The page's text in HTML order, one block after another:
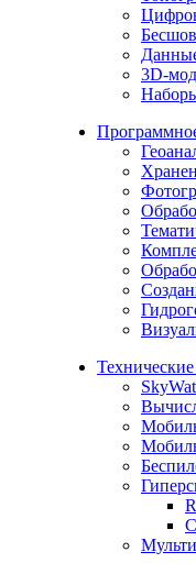
3D-
Технические